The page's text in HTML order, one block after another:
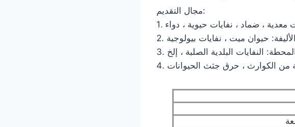
مجال التقديم:
من الكوارث ، حرق جثث الحيوانات